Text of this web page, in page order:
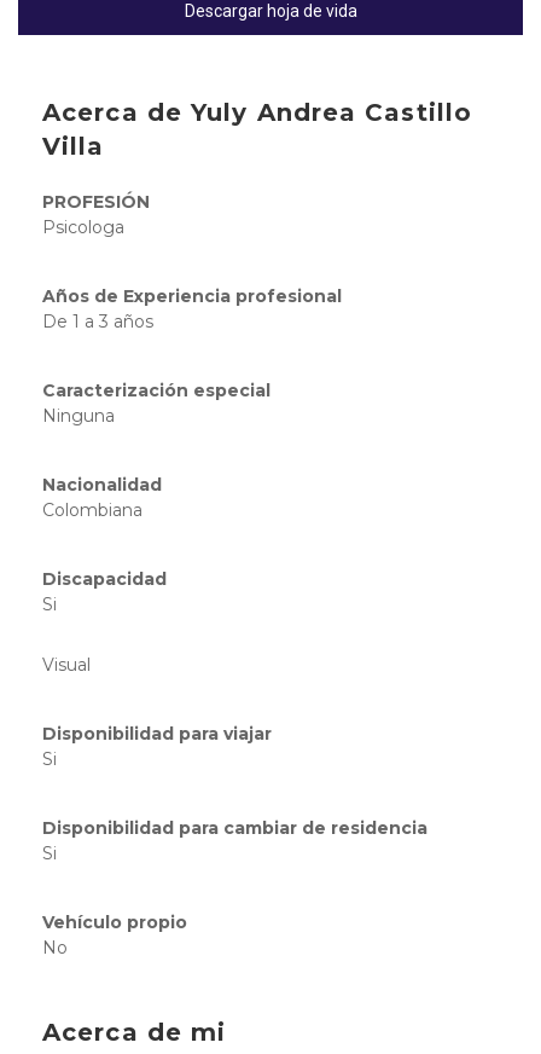
Descargar hoja de vida
Acerca de Yuly Andrea Castillo
Villa
PROFESIÓN
Psicologa
Años de Experiencia profesional
De 1 a 3 años
Caracterización especial
Ninguna
Nacionalidad
Colombiana
Discapacidad
Si
Visual
Disponibilidad para viajar
Si
Disponibilidad para cambiar de residencia
Si
Vehículo propio
No
Acerca de mi